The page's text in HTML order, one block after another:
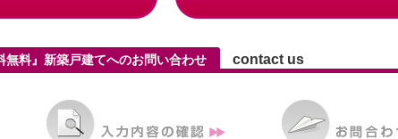
料』新築戸建てへのお問い合わせ contact us